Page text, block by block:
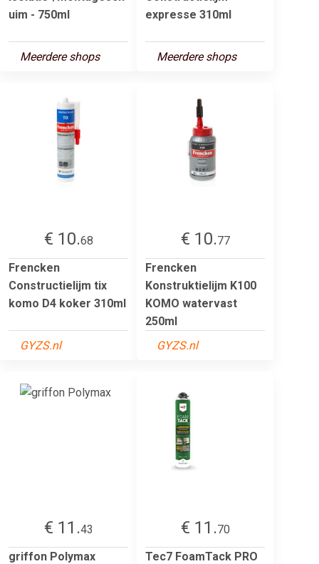
uim - 750ml
Meerdere shops
expresse 310ml
Meerdere shops
€ 10.68
Frencken
Constructielijm tix
komo D4 koker 310ml
GYZS.nl
€ 10.77
Frencken
Konstruktielijm K100
KOMO watervast
250ml
GYZS.nl
€ 11.43
griffon Polymax
€ 11.70
Tec7 FoamTack PRO